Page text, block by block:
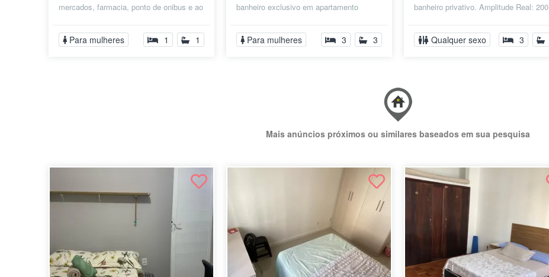
mercados, farmacia, ponto de onibus e ao
Para mulheres 1 1
banheiro exclusivo em apartamento
localiza...
Para mulheres 3 3
banheiro privativo. Amplitude Real: 200
Qualquer sexo 3
Mais anúncios próximos ou similares baseados em sua pesquisa